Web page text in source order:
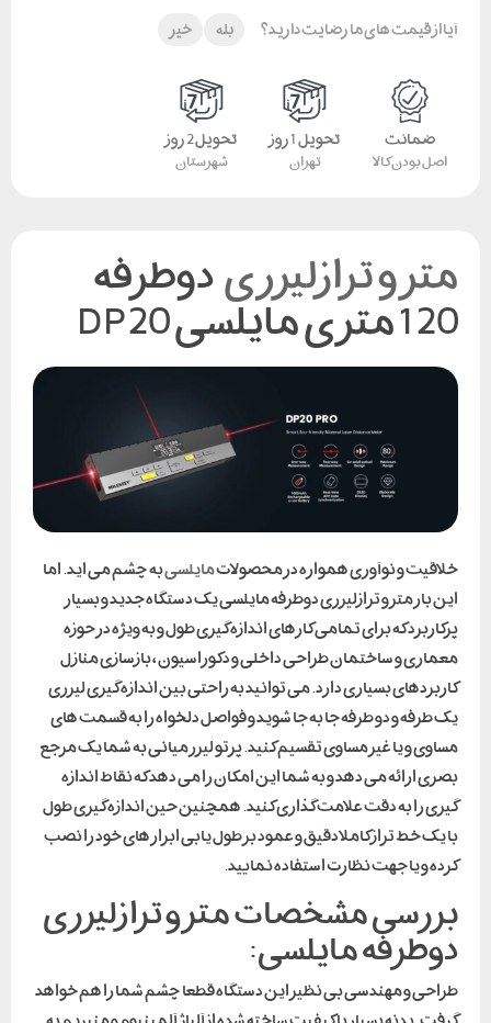
آیا از قیمت های ما رضایت دارید؟ بله خیر
ضمانت
اصل بودن کالا
تحویل 1 روز
تهران
تحویل 2 روز
شهرستان
متر و ترازلیزریدوطرفه
120 متری مایلسی DP20
خلاقیت و نوآوری همواره در محصولاتمایلسیبه چشم می اید. اما
این بار متر و ترازلیزری دوطرفه مایلسی یک دستگاه جدید و بسیار
پرکاربرد که برای تمامی کارهای اندازه گیری طول و به ویژه در حوزه
معماری و ساختمان طراحی داخلی و دکوراسیون ، بازسازی منازل
کاربردهای بسیاری دارد. می توانید به راحتی بین اندازه گیری لیزری
یک طرفه و دو طرفه جا به جا شوید و فواصل دلخواه را به قسمت های
مساوی و یا غیر مساوی تقسیم کنید. پرتو لیزر میانی به شما یک مرجع
بصری ارائه می دهد و به شما این امکان را می دهد که نقاط اندازه
گیری را به دقت علامت گذاری کنید. همچنین حین اندازه گیری طول
با یک خط تراز کاملا دقیق و عمود بر طول یابی ابزار های خود را نصب
کرده و یا جهت نظارت استفاده نمایید.
بررسی مشخصات متر و ترازلیزری
دوطرفه مایلسی:
طراحی و مهندسی بی نظیر این دستگاه قطعا چشم شما را هم خواهد